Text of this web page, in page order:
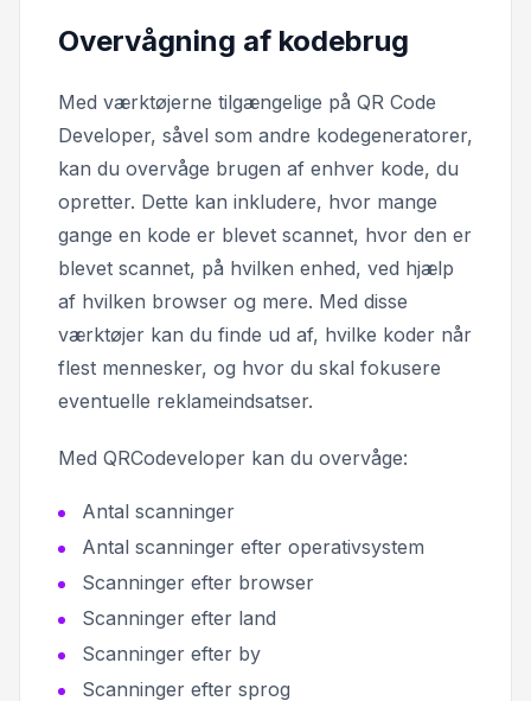
Overvågning af kodebrug
Med værktøjerne tilgængelige på QR Code
Developer, såvel som andre kodegeneratorer,
kan du overvåge brugen af enhver kode, du
opretter. Dette kan inkludere, hvor mange
gange en kode er blevet scannet, hvor den er
blevet scannet, på hvilken enhed, ved hjælp
af hvilken browser og mere. Med disse
værktøjer kan du finde ud af, hvilke koder når
flest mennesker, og hvor du skal fokusere
eventuelle reklameindsatser.
Med QRCodeveloper kan du overvåge:
Antal scanninger
Antal scanninger efter operativsystem
Scanninger efter browser
Scanninger efter land
Scanninger efter by
Scanninger efter sprog